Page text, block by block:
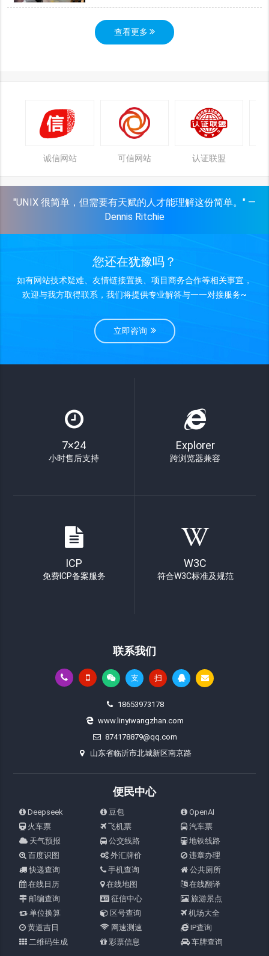
查看更多
诚信网站 可信网站 认证联盟
"UNIX 很简单，但需要有天赋的人才能理解这份简单。" —
Dennis Ritchie
您还在犹豫吗？
如有网站技术疑难、友情链接置换、项目商务合作等相关事宜，
欢迎与我方取得联系，我们将提供专业解答与一一对接服务~
立即咨询
7×24
小时售后支持
Explorer
跨浏览器兼容
ICP
免费ICP备案服务
W3C
符合W3C标准及规范
联系我们
支 扫
18653973178
www.linyiwangzhan.com
874178879@qq.com
山东省临沂市北城新区南京路
便民中心
Deepseek 豆包
OpenAI
火车票
飞机票
汽车票
天气预报
公交线路
地铁线路
百度识图
外汇牌价
违章办理
快递查询
手机查询
公共厕所
在线日历
在线地图
在线翻译
邮编查询
征信中心
旅游景点
单位换算
区号查询
机场大全
黄道吉日
网速测速
IP查询
二维码生成
彩票信息 车牌查询